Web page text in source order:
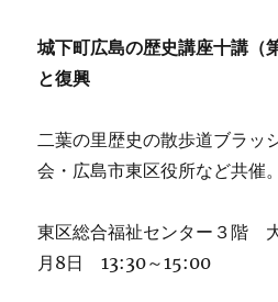
城下町広島の歴史講座十講
と復興
二葉の里歴史の散歩道ブラッ
会・広島市東区役所など共催。
東区総合福祉センター３階
月8日 13:30～15:00